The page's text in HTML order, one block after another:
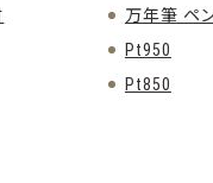
万年筆 ペ
Pt950
Pt850